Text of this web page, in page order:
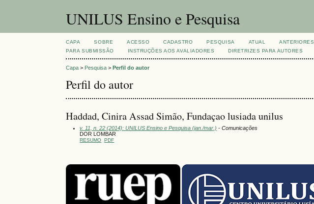
UNILUS Ensino e Pesquisa
CAPA SOBRE ACESSO CADASTRO PESQUISA ATUAL ANTERIORES
PARA SUBMISSÃO
INSTRUÇÕES AOS AVALIADORES DIRETRIZES PARA AUTORES
Capa > Pesquisa >Perfil do autor
Perfil do autor
Haddad, Cinira Assad Simão, Fundaçao lusiada unilus
v. 11, n. 22 (2014): UNILUS Ensino e Pesquisa (jan./mar.) - Comunicações
DOR LOMBAR
RESUMO PDF